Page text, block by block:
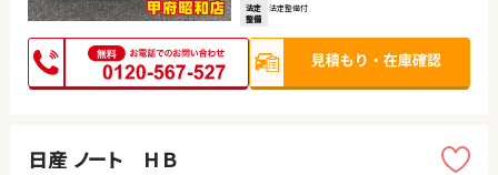
法定
整備
法定整備付
日産 ノート ＨＢ